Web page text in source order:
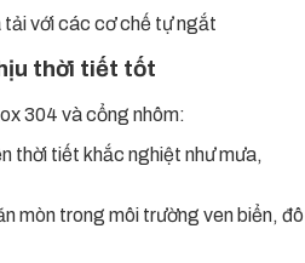
tải với các cơ chế tự ngắt
thời tiết tốt
304 và cổng nhôm:
thời tiết khắc nghiệt như mưa,
mòn trong môi trường ven biển, đô